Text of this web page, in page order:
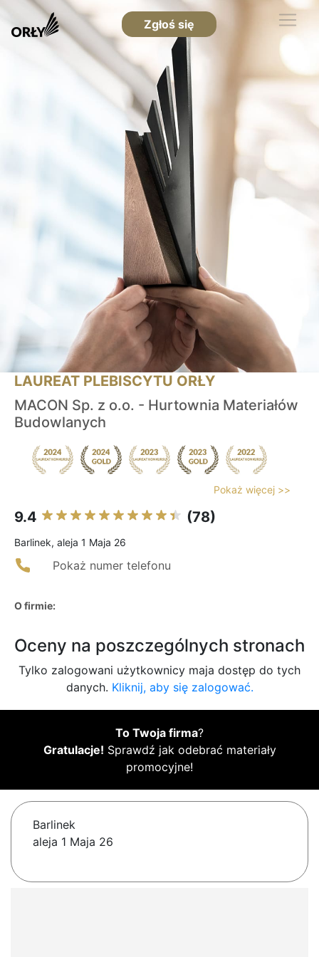
Zgłoś się
LAUREAT PLEBISCYTU ORŁY
MACON Sp. z o.o. - Hurtownia Materiałów
Budowlanych
Pokaż więcej >>
9.4 (78)
Barlinek, aleja 1 Maja 26
Pokaż numer telefonu
O firmie:
Oceny na poszczególnych stronach
Tylko zalogowani użytkownicy maja dostęp do tych
danych. Kliknij, aby się zalogować.
To Twoja firma?
Gratulacje! Sprawdź jak odebrać materiały
promocyjne!
Barlinek
aleja 1 Maja 26